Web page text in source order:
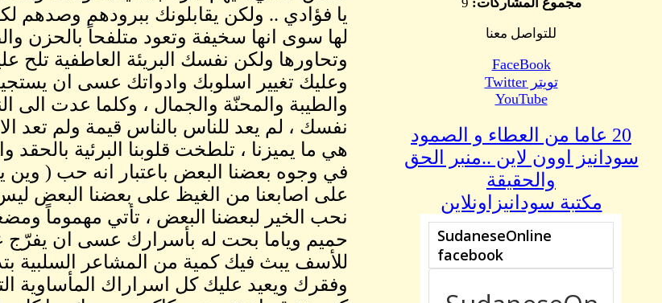
للتواصل معنا
FaceBook
تويتر Twitter
YouTube
20 عاما من العطاء و الصمود
سودانيز اوون لاين ..منبر الحق
والحقيقة
مكتبة سودانيزاونلاين
يا فؤادي .. ولكن يقابلونك ببرودهم
لها سوى انها سخيفة وتعود متلفحاً بالحزن
وتحاورها ولكن نفسك البريئة العاطفية
وعليك تغيير اسلوبك وادواتك عسى ان
والطيبة والمحنّة والجمال ، وكلما عدت
نفسك ، لم يعد للناس بالناس قيمة ولم تعد
هي ما يميزنا ، تلطخت قلوبنا البرئية بالحقد
في وجوه بعضنا البعض باعتبار انه حب ( وين
على اصابعنا من الغيظ على بعضنا البعض
نحب الخير لبعضنا البعض ، تأتي مهموماً
حميم وياما بحت له بأسرارك عسى ان يفرّج
للأسف يبث فيك كمية من المشاعر السلبية
وفقرك ويعيد عليك كل اسراراك المأساوية